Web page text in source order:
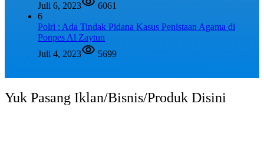
Juli 6, 2023
6061
6
Polri : Ada Tindak Pidana Kasus Penistaan Agama di
Ponpes Al Zaytun
Juli 4, 2023
5699
Yuk Pasang Iklan/Bisnis/Produk Disini